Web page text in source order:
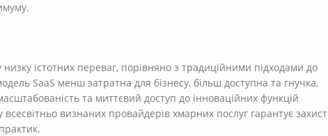
істотних переваг, порівняно з традиційними підходами до
SaaS менш затратна для бізнесу, більш доступна та гнучка,
та миттєвий доступ до інноваційних функцій
визнаних провайдерів хмарних послуг гарантує захист